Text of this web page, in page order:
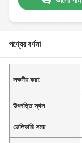
পণ্যের বর্ণনা
লক্ষণীয় করা:
উৎপত্তি স্থল
ডেলিভারি সময়